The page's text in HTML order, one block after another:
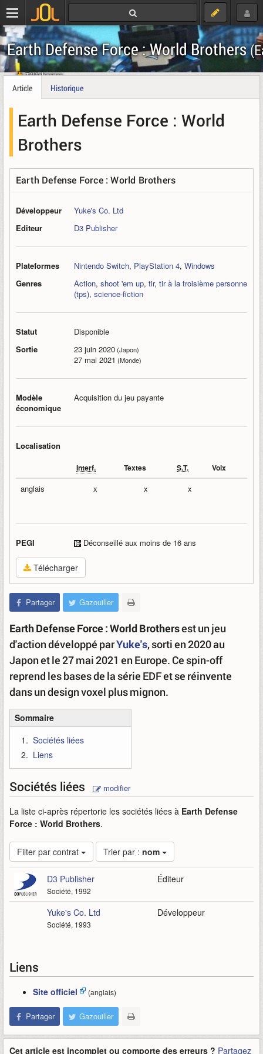
Earth Defense Force : World Brothers
Télécharger
Article
Historique
Earth Defense Force : World
Brothers
Earth Defense Force : World Brothers
Développeur
Yuke's Co. Ltd
Editeur
D3 Publisher
Plateformes Nintendo Switch, PlayStation 4, Windows
Genres
Action, shoot 'em up, tir, tir à la troisième personne
(tps), science-fiction
Statut
Disponible
Sortie
23 juin 2020(Japon)
27 mai 2021 (Monde)
Modèle
économique
Acquisition du jeu payante
Localisation
Interf. Textes S.T. Voix
anglais x x x
PEGI Déconseillé aux moins de 16 ans
Télécharger
Partager Gazouiller
Earth Defense Force : World Brothersest un jeu
d'action développé parYuke's, sorti en 2020 au
Japon et le 27 mai 2021 en Europe. Ce spin-off
reprend les bases de la série EDF et se réinvente
dans un design voxel plus mignon.
Sommaire
Sociétés liées
Liens
Sociétés liées modifier
La liste ci-après répertorie les sociétés liées à Earth Defense
Force : World Brothers.
Filter par contrat Trier par : nom
D3 Publisher
Société, 1992
Éditeur
Yuke's Co. Ltd
Société, 1993
Développeur
Liens
Site officiel (anglais)
Partager Gazouiller
Cet article est incomplet ou comporte des erreurs ? Partagez